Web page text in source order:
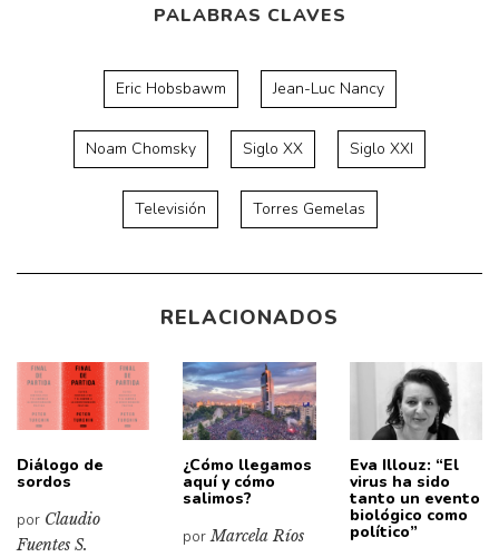
PALABRAS CLAVES
Eric Hobsbawm Jean-Luc Nancy
Noam Chomsky Siglo XX Siglo XXI
Televisión Torres Gemelas
RELACIONADOS
Diálogo de
sordos
por Claudio
Fuentes S.
¿Cómo llegamos
aquí y cómo
salimos?
porMarcela Ríos
Eva Illouz: “El
virus ha sido
tanto un evento
biológico como
político”